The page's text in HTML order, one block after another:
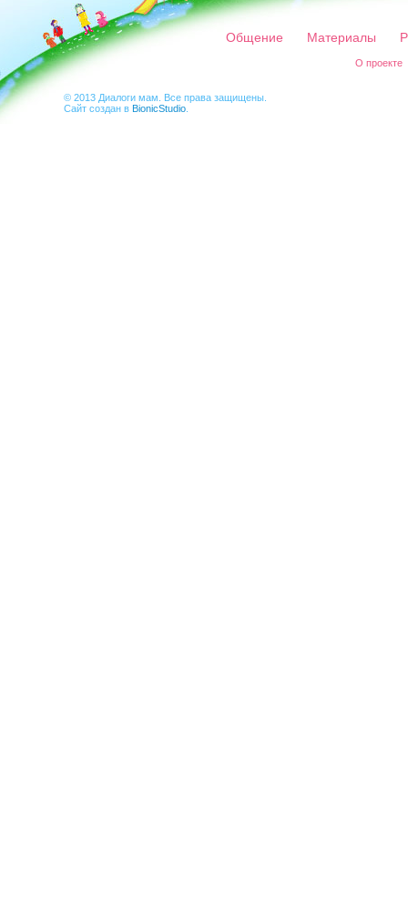
Общение Материалы
О проекте
© 2013 Диалоги мам. Все права защищены.
Сайт создан в BionicStudio